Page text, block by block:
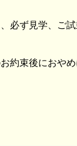
必ず見学、ご
約束後におや